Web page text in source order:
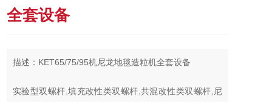
全套设备
描述：KET65/75/95机尼龙地毯造粒机全套设备
实验型双螺杆,填充改性类双螺杆,共混改性类双螺杆,尼